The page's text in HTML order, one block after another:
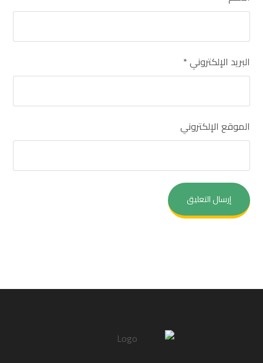
البريد الإلكتروني*
الموقع الإلكتروني